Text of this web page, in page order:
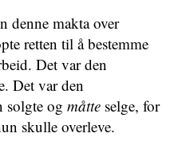
denne makta over
retten til å bestemme
Det var den
Det var den
solgte og måtte selge, for
skulle overleve.